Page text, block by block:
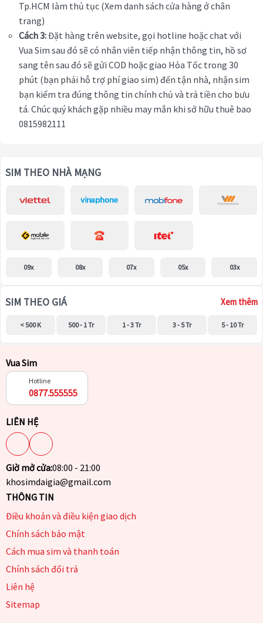
Tp.HCM làm thủ tục (Xem danh sách cửa hàng ở chân
trang)
Cách 3:Đặt hàng trên website, gọi hotline hoặc chat với
Vua Sim sau đó sẽ có nhân viên tiếp nhận thông tin, hồ sơ
sang tên sau đó sẽ gửi COD hoặc giao Hỏa Tốc trong 30
phút (bạn phải hỗ trợ phí giao sim) đến tận nhà, nhận sim
bạn kiểm tra đúng thông tin chính chủ và trả tiền cho bưu
tá. Chúc quý khách gặp nhiều may mắn khi sở hữu thuê bao
0815982111
SIM THEO NHÀ MẠNG
09x 08x 07x 05x 03x
SIM THEO GIÁ Xem thêm
< 500 K 500 - 1 Tr 1 - 3 Tr 3 - 5 Tr 5 - 10 Tr
Vua Sim
Hotline
0877.555555
LIÊN HỆ
Giờ mở cửa:08:00 - 21:00
khosimdaigia@gmail.com
THÔNG TIN
Điều khoản và điều kiện giao dịch
Chính sách bảo mật
Cách mua sim và thanh toán
Chính sách đổi trả
Liên hệ
Sitemap